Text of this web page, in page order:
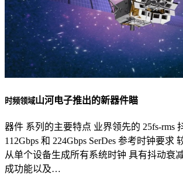
时频领域山河电子推出的新器件瞄
器件 系列的主要特点 业界领先的 25fs-rms
112Gbps 和 224Gbps SerDes 参考时钟要求
从单个设备生成所有系统时钟 具有抖动衰
成功能以及…